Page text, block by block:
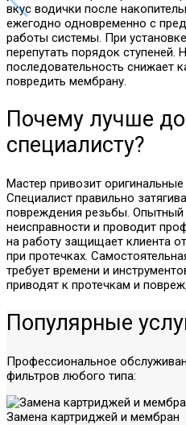
вкус водички после
ежегодно одновременно с
работы системы. При
перепутать порядок ступеней.
последовательность снижает
повредить мембрану.
Почему лучше
специалисту?
Мастер привозит
Специалист правильно
повреждения резьбы. Опытный
неисправности и проводит
на работу защищает клиента
при протечках.
требует времени и
приводят к протечкам и
Популярные
Профессиональное
фильтров любого типа:
Замена картриджей и мембран